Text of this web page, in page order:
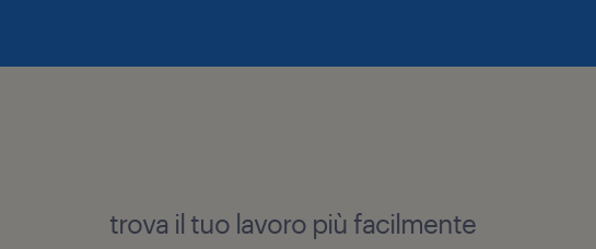
trova il tuo lavoro più facilmente